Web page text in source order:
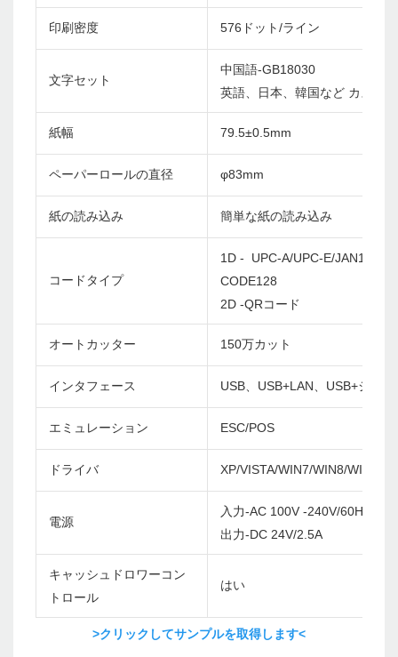
印刷密度 576ドット/ライン
文字セット
中国語-GB18030
英語、日本、韓国など カスタ
紙幅 79.5±0.5mm
ペーパーロールの直径 φ83mm
紙の読み込み 簡単な紙の読み込み
コードタイプ
1D - UPC-A/UPC-E/
CODE128
2D -QRコード
オートカッター 150万カット
インタフェース USB、USB+LAN、USB+シリ
エミュレーション ESC/POS
ドライバ XP/VISTA/WIN7/WIN8/WIN10/
電源
入力-AC 100V -240V/60Hz
出力-DC 24V/2.5A
キャッシュドロワーコン
トロール
はい
>クリックしてサンプルを取得します<